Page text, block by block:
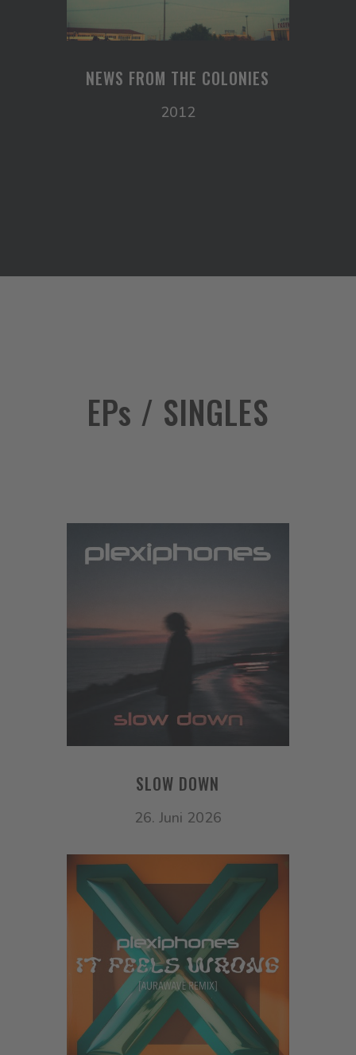
NEWS FROM THE COLONIES
2012
EPs / SINGLES
SLOW DOWN
26. Juni 2026